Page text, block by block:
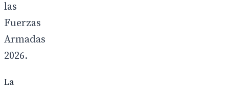
las
Fuerzas
Armadas
2026.
La